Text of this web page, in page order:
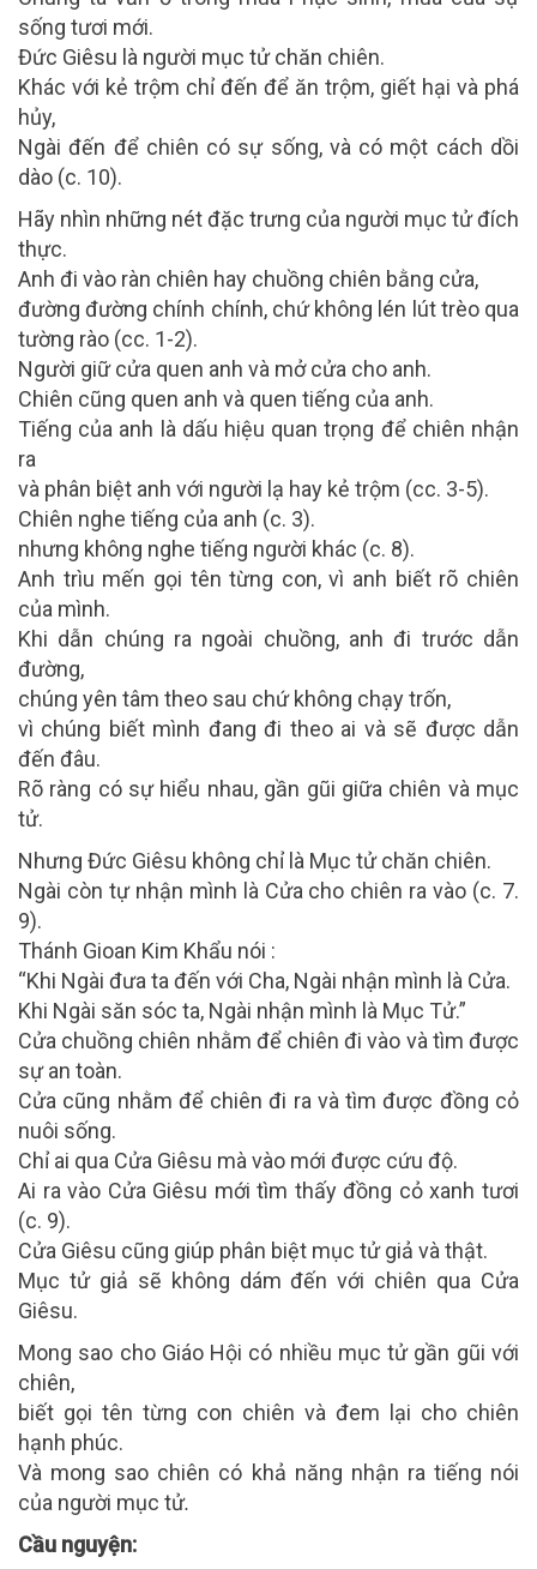
sống tươi mới.
Đức Giêsu là người mục tử chăn chiên.
Khác với kẻ trộm chỉ đến để ăn trộm, giết hại và phá
hủy,
Ngài đến để chiên có sự sống, và có một cách dồi
dào (c. 10).
Hãy nhìn những nét đặc trưng của người mục tử đích
thực.
Anh đi vào ràn chiên hay chuồng chiên bằng cửa,
đường đường chính chính, chứ không lén lút trèo qua
tường rào (cc. 1-2).
Người giữ cửa quen anh và mở cửa cho anh.
Chiên cũng quen anh và quen tiếng của anh.
Tiếng của anh là dấu hiệu quan trọng để chiên nhận
ra
và phân biệt anh với người lạ hay kẻ trộm (cc. 3-5).
Chiên nghe tiếng của anh (c. 3).
nhưng không nghe tiếng người khác (c. 8).
Anh trìu mến gọi tên từng con, vì anh biết rõ chiên
của mình.
Khi dẫn chúng ra ngoài chuồng, anh đi trước dẫn
đường,
chúng yên tâm theo sau chứ không chạy trốn,
vì chúng biết mình đang đi theo ai và sẽ được dẫn
đến đâu.
Rõ ràng có sự hiểu nhau, gần gũi giữa chiên và mục
tử.
Nhưng Đức Giêsu không chỉ là Mục tử chăn chiên.
Ngài còn tự nhận mình là Cửa cho chiên ra vào (c. 7.
9).
Thánh Gioan Kim Khẩu nói :
“Khi Ngài đưa ta đến với Cha, Ngài nhận mình là Cửa.
Khi Ngài săn sóc ta, Ngài nhận mình là Mục Tử.”
Cửa chuồng chiên nhằm để chiên đi vào và tìm được
sự an toàn.
Cửa cũng nhằm để chiên đi ra và tìm được đồng cỏ
nuôi sống.
Chỉ ai qua Cửa Giêsu mà vào mới được cứu độ.
Ai ra vào Cửa Giêsu mới tìm thấy đồng cỏ xanh tươi
(c. 9).
Cửa Giêsu cũng giúp phân biệt mục tử giả và thật.
Mục tử giả sẽ không dám đến với chiên qua Cửa
Giêsu.
Mong sao cho Giáo Hội có nhiều mục tử gần gũi với
chiên,
biết gọi tên từng con chiên và đem lại cho chiên
hạnh phúc.
Và mong sao chiên có khả năng nhận ra tiếng nói
của người mục tử.
Cầu nguyện: